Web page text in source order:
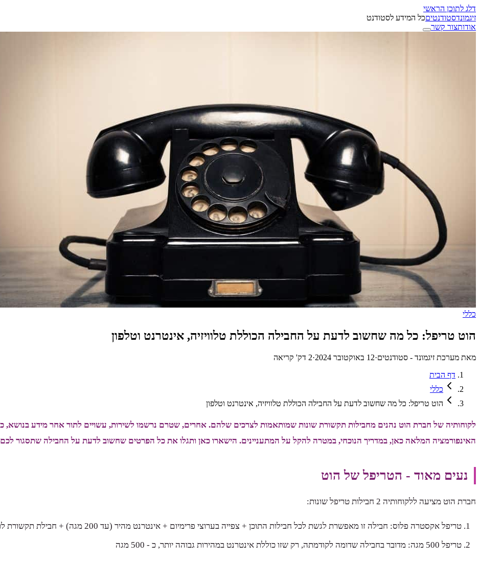
דלג לתוכן הראשי
זיגמונדסטודנטיםכל המידע לסטודנט
אודותצור קשר
כללי
הוט טריפל: כל מה שחשוב לדעת על החבילה הכוללת טלוויזיה, אינטרנט וטלפון
מאת מערכת זיגמונד - סטודנטים·12 באוקטובר 2024 ·
2 דק' קריאה
דף הבית
כללי
הוט טריפל: כל מה שחשוב לדעת על החבילה הכוללת טלוויזיה, אינטרנט וטלפון
לקוחותיה של חברת הוט נהנים מחבילות תקשורת שונות שמותאמות לצרכים שלהם. אחרים, שטרם נרשמו לשירות, עשויים לתור אחר מידע בנושא,
האינפורמציה המלאה כאן, במדריך הנוכחי, במטרה להקל על המתעניינים. הישארו כאן ותגלו את כל הפרטים שחשוב לדעת על החבילה שתסגור
נעים מאוד - הטריפל של הוט
חברת הוט מציעה ללקוחותיה 2 חבילות טריפל שונות:
טריפל אקסטרה פלוס: חבילה זו מאפשרת לגשת לכל חבילות התוכן + צפייה בערוצי פרימיום + אינטרנט מהיר (עד 200 מגה) + חבילת תקשורת לטלפון נייד ולסלולרי ללא הגבלה
טריפל 500 מגה: מדובר בחבילה שדומה לקודמתה, רק שזו כוללת אינטרנט במהירות גבוהה יותר, כ - 500 מגה